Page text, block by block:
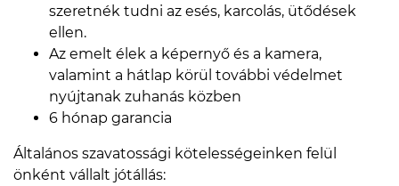
szeretnék tudni az esés, karcolás, ütődések
ellen.
Az emelt élek a képernyő és a kamera,
valamint a hátlap körül további védelmet
nyújtanak zuhanás közben
6 hónap garancia
Általános szavatossági kötelességeinken felül
önként vállalt jótállás: